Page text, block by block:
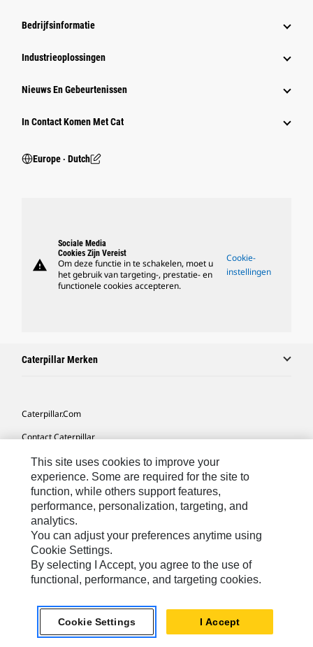
Bedrijfsinformatie
Industrieoplossingen
Nieuws En Gebeurtenissen
In Contact Komen Met Cat
Europe ‧ Dutch
warning
Sociale Media
Cookies Zijn Vereist
Om deze functie in te schakelen, moet u
het gebruik van targeting-, prestatie- en
functionele cookies accepteren.
Cookie-
instellingen
Caterpillar Merken
Caterpillar.com
Contact Caterpillar
Mijn Marketingvoorkeuren
Site Map
Cookie Settings
Legal
Privacy
Europe-Dutch© 2026 Caterpillar. Alle rechten voorbehouden.
This site uses cookies to improve your
experience. Some are required for the site to
function, while others support features,
performance, personalization, targeting, and
analytics.
You can adjust your preferences anytime using
Cookie Settings.
By selecting I Accept, you agree to the use of
functional, performance, and targeting cookies.
Cookie Settings I Accept